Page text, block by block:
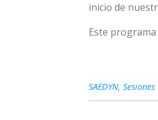
inicio de
Este
SAEDYN,